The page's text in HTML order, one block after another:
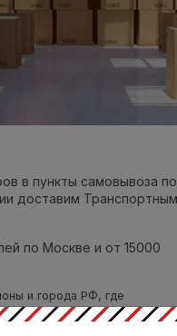
в пункты самовывоза по
доставим
по Москве и от 15000
и города РФ, где
ускоренная авиаперевозка.
при получении